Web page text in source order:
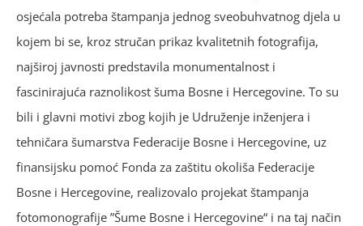
osjećala potreba štampanja jednog sveobuhvatnog djela u
kojem bi se, kroz stručan prikaz kvalitetnih fotografija,
najširoj javnosti predstavila monumentalnost i
fascinirajuća raznolikost šuma Bosne i Hercegovine. To su
bili i glavni motivi zbog kojih je Udruženje inženjera i
tehničara šumarstva Federacije Bosne i Hercegovine, uz
finansijsku pomoć Fonda za zaštitu okoliša Federacije
Bosne i Hercegovine, realizovalo projekat štampanja
fotomonografije ”Šume Bosne i Hercegovine“ i na taj način